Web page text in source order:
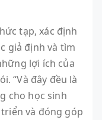
tạp, xác định
giả định và tìm
lợi ích của
“Và đây đều là
cho học sinh
và đóng góp